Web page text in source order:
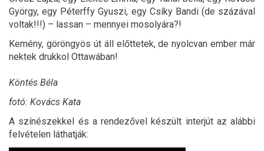
György, egy Péterffy Gyuszi, egy Csíky Bandi (de százával
voltak!!!) – lassan – mennyei mosolyára?!
Kemény, göröngyös út áll előttetek, de nyolcvan ember már
nektek drukkol Ottawában!
Köntés Béla
fotó: Kovács Kata
A színészekkel és a rendezővel készült interjút az alábbi
felvételen láthatják: